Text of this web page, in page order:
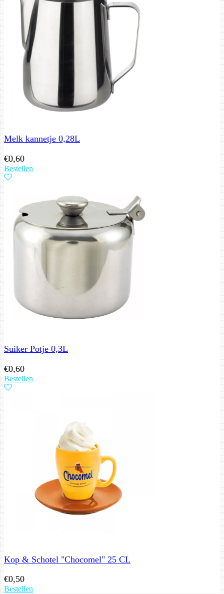
Melk kannetje 0,28L
€0,60
Bestellen
Suiker Potje 0,3L
€0,60
Bestellen
Kop & Schotel "Chocomel" 25 CL
€0,50
Bestellen